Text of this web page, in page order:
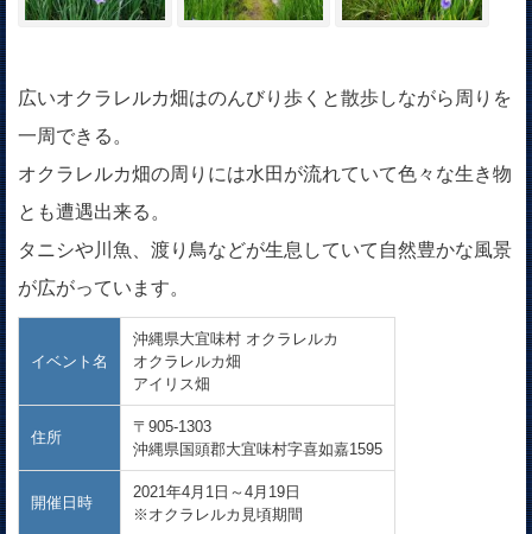
広いオクラレルカ畑はのんびり歩くと散歩しながら周りを
一周できる。
オクラレルカ畑の周りには水田が流れていて色々な生き物
とも遭遇出来る。
タニシや川魚、渡り鳥などが生息していて自然豊かな風景
が広がっています。
イベント名
沖縄県大宜味村 オクラレルカ
オクラレルカ畑
アイリス畑
住所
〒905-1303
沖縄県国頭郡大宜味村字喜如嘉1595
開催日時
2021年4月1日～4月19日
※オクラレルカ見頃期間